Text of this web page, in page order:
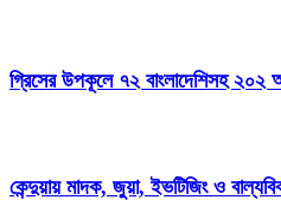
গ্রিসের উপকূলে ৭২ বাংলাদেশিসহ ২০২
কেন্দুয়ায় মাদক, জুয়া, ইভটিজিং ও